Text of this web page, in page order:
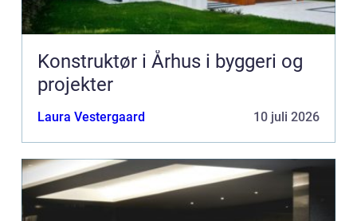
Konstruktør i Århus i byggeri og
projekter
Laura Vestergaard 10 juli 2026